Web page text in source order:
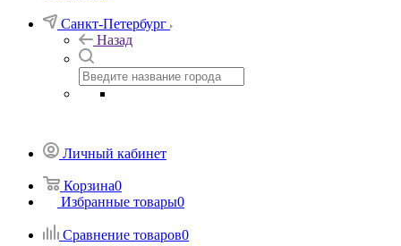
Санкт-Петербург
Назад
Личный кабинет
Корзина0
Избранные товары0
Сравнение товаров0